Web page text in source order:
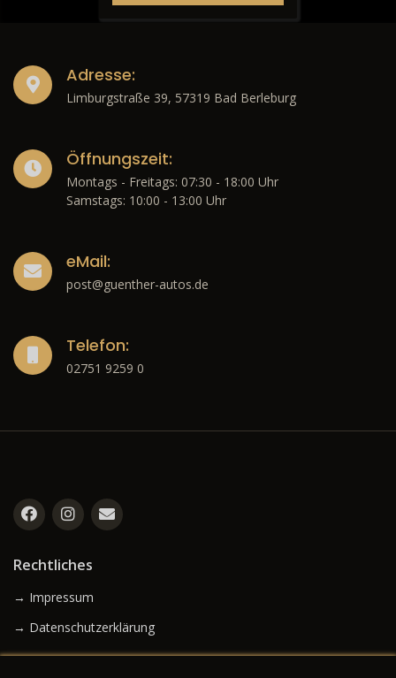
Adresse:
Limburgstraße 39, 57319 Bad Berleburg
Öffnungszeit:
Montags - Freitags: 07:30 - 18:00 Uhr
Samstags: 10:00 - 13:00 Uhr
eMail:
post@guenther-autos.de
Telefon:
02751 9259 0
Rechtliches
→ Impressum
→ Datenschutzerklärung